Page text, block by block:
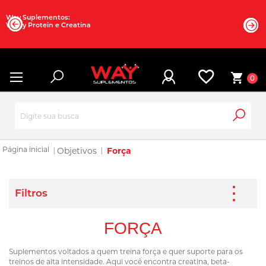
Way Suplementos:
Whey Protein e Creatina
0
Objetivos Força
FORÇA
Suplementos voltados a quem treina força e quer suporte para os
treinos de alta intensidade. Aqui você encontra creatina, beta-